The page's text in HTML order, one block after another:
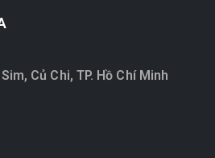
Củ Chi, TP. Hồ Chí Minh